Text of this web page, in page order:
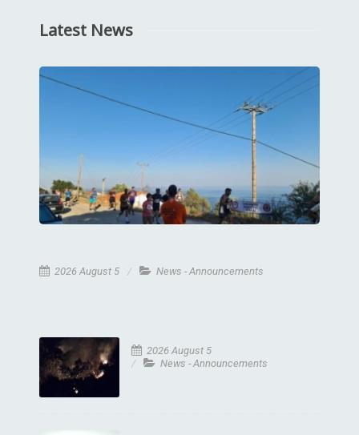
Latest News
2026 August 5 News - Announcements
2026 August 5
News - Announcements